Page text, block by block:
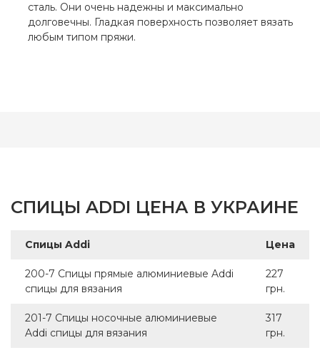
сталь. Они очень надежны и максимально
долговечны. Гладкая поверхность позволяет вязать
любым типом пряжи.
СПИЦЫ ADDI ЦЕНА В УКРАИНЕ
Спицы Addi Цена
200-7 Спицы прямые алюминиевые Addi
спицы для вязания
227
грн.
201-7 Спицы носочные алюминиевые
Addi спицы для вязания
317
грн.